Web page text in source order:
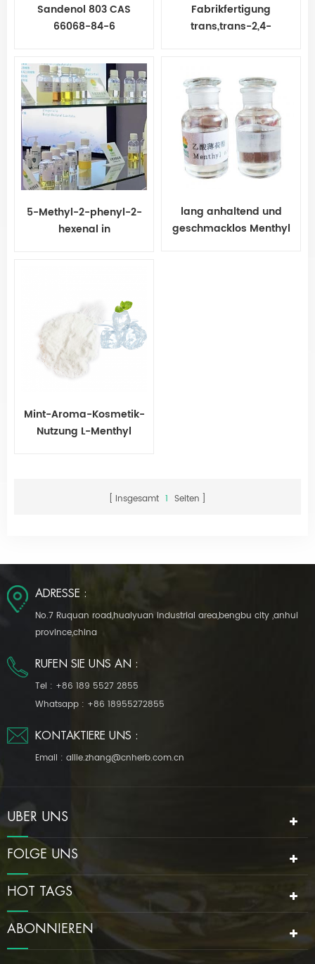
Sandenol 803 CAS
66068-84-6
Fabrikfertigung
trans,trans-2,4-
5-Methyl-2-phenyl-2-
hexenal in
heißer Verkauf
lang anhaltend und
geschmacklos Menthyl
Mint-Aroma-Kosmetik-
Nutzung L-Menthyl
Insgesamt 1 Seiten
ADRESSE :
No.7 Ruquan road,huaiyuan industrial area,bengbu city ,anhui
province,china
RUFEN SIE UNS AN :
Tel : +86 189 5527 2855
Whatsapp : +86 18955272855
KONTAKTIERE UNS :
Email : allie.zhang@cnherb.com.cn
ÜBER UNS
FOLGE UNS
HOT TAGS
ABONNIEREN